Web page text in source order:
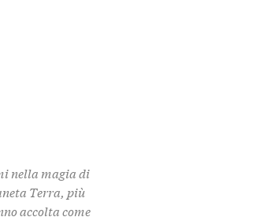
nella magia di
Terra, più
accolta come